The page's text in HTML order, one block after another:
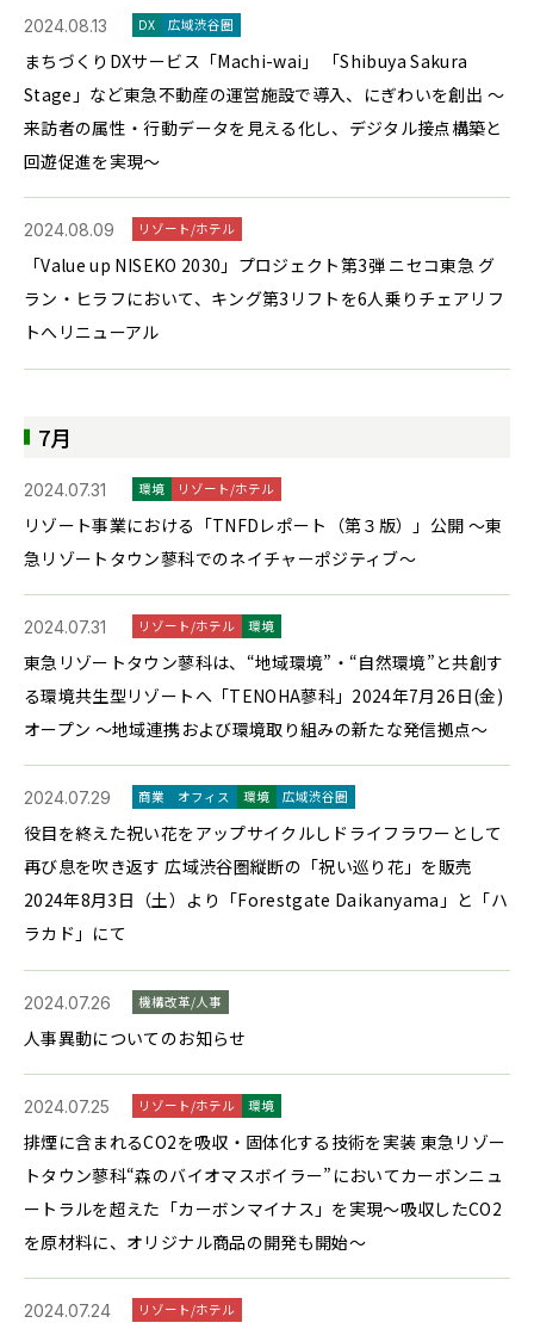
2024.08.13 DX 広域渋谷圏
まちづくりDXサービス「Machi-wai」 「Shibuya Sakura
Stage」など東急不動産の運営施設で導入、にぎわいを創出 ～
来訪者の属性・行動データを見える化し、デジタル接点構築と
回遊促進を実現～
2024.08.09 リゾート/ホテル
「Value up NISEKO 2030」プロジェクト第3弾 ニセコ東急 グ
ラン・ヒラフにおいて、キング第3リフトを6人乗りチェアリフ
トへリニューアル
7月
2024.07.31 環境 リゾート/ホテル
リゾート事業における「TNFDレポート（第３版）」公開 ～東
急リゾートタウン蓼科でのネイチャーポジティブ～
2024.07.31 リゾート/ホテル 環境
東急リゾートタウン蓼科は、“地域環境”・“自然環境”と共創す
る環境共生型リゾートへ「TENOHA蓼科」2024年7月26日(金)
オープン ～地域連携および環境取り組みの新たな発信拠点～
2024.07.29 商業 オフィス 環境 広域渋谷圏
役目を終えた祝い花をアップサイクルしドライフラワーとして
再び息を吹き返す 広域渋谷圏縦断の「祝い巡り花」を販売
2024年8月3日（土）より「Forestgate Daikanyama」と「ハ
ラカド」にて
2024.07.26 機構改革/人事
人事異動についてのお知らせ
2024.07.25 リゾート/ホテル 環境
排煙に含まれるCO2を吸収・固体化する技術を実装 東急リゾー
トタウン蓼科“森のバイオマスボイラー”においてカーボンニュ
ートラルを超えた「カーボンマイナス」を実現～吸収したCO2
を原材料に、オリジナル商品の開発も開始～
2024.07.24 リゾート/ホテル